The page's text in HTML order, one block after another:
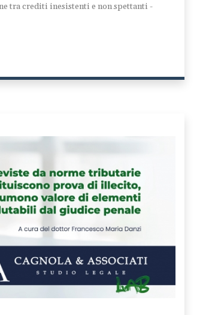
tra crediti inesistenti e non spettanti -